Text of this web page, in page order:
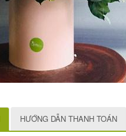
HƯỚNG DẪN THANH TOÁN